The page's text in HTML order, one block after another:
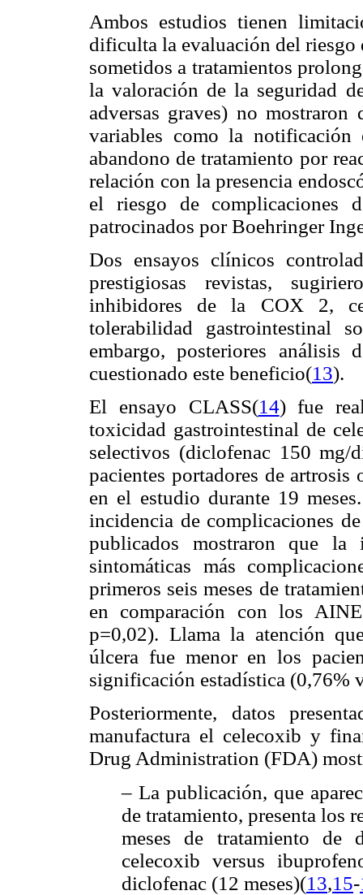
Ambos estudios tienen
dificulta la evaluación del riesgo
sometidos a tratamientos
la valoración de la seguridad
adversas graves) no mostraron
variables como la notificación
abandono de tratamiento por
relación con la presencia
el riesgo de complicaciones
patrocinados por Boehringer
Dos ensayos clínicos
prestigiosas revistas,
inhibidores de la COX 2,
tolerabilidad gastrointestinal
embargo, posteriores análisis
cuestionado este beneficio(13).
El ensayo CLASS(14) fue
toxicidad gastrointestinal de
selectivos (diclofenac 150
pacientes portadores de
en el estudio durante 19
incidencia de complicaciones
publicados mostraron que la
sintomáticas más
primeros seis meses de
en comparación con los
p=0,02). Llama la atención
úlcera fue menor en los
significación estadística (0,76%
Posteriormente, datos
manufactura el celecoxib y
Drug Administration (FDA)
– La publicación, que
de tratamiento, presenta los
meses de tratamiento de
celecoxib versus
diclofenac (12 meses)(13,15-